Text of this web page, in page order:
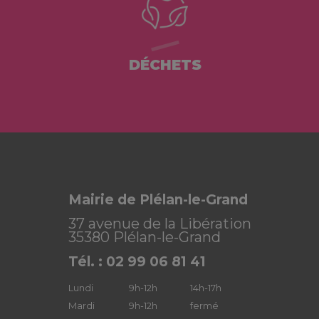
DÉCHETS
Mairie de Plélan-le-Grand
37 avenue de la Libération
35380 Plélan-le-Grand
Tél. : 02 99 06 81 41
Lundi 9h-12h
14h-17h
Mardi
9h-12h
fermé